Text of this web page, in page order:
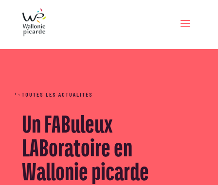
TOUTES LES ACTUALITÉS
Un FABuleux
LABoratoire en
Wallonie picarde